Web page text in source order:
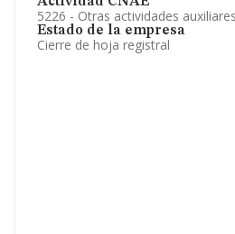
5226 - Otras actividades
Estado de la empresa
Cierre de hoja registral